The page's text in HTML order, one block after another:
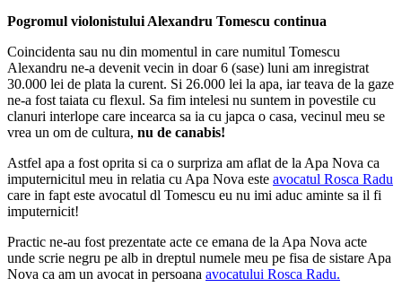
Pogromul violonistului Alexandru Tomescu continua
Coincidenta sau nu din momentul in care numitul Tomescu
Alexandru ne-a devenit vecin in doar 6 (sase) luni am inregistrat
30.000 lei de plata la curent. Si 26.000 lei la apa, iar teava de la gaze
ne-a fost taiata cu flexul. Sa fim intelesi nu suntem in povestile cu
clanuri interlope care incearca sa ia cu japca o casa, vecinul meu se
vrea un om de cultura, nu de canabis!
Astfel apa a fost oprita si ca o surpriza am aflat de la Apa Nova ca
imputernicitul meu in relatia cu Apa Nova este avocatul Rosca Radu
care in fapt este avocatul dl Tomescu eu nu imi aduc aminte sa il fi
imputernicit!
Practic ne-au fost prezentate acte ce emana de la Apa Nova acte
unde scrie negru pe alb in dreptul numele meu pe fisa de sistare Apa
Nova ca am un avocat in persoana avocatului Rosca Radu.